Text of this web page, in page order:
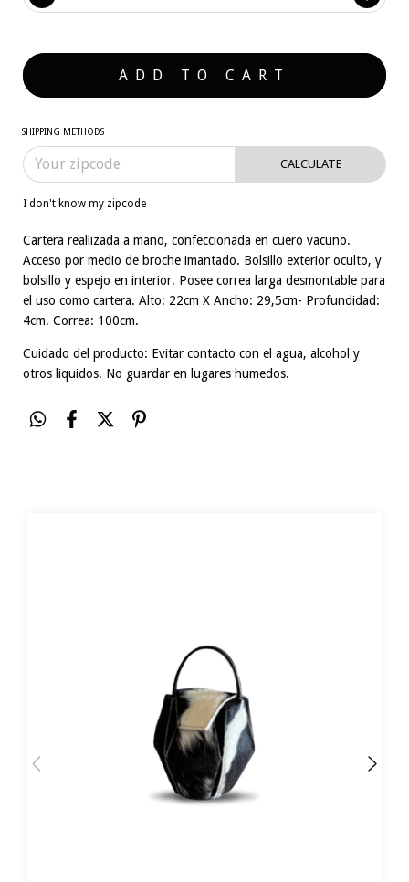
SHIPPING METHODS
CALCULATE
I don't know my zipcode
Cartera reallizada a mano, confeccionada en cuero vacuno.
Acceso por medio de broche imantado. Bolsillo exterior oculto, y
bolsillo y espejo en interior. Posee correa larga desmontable para
el uso como cartera. Alto: 22cm X Ancho: 29,5cm- Profundidad:
4cm. Correa: 100cm.
Cuidado del producto: Evitar contacto con el agua, alcohol y
otros liquidos. No guardar en lugares humedos.